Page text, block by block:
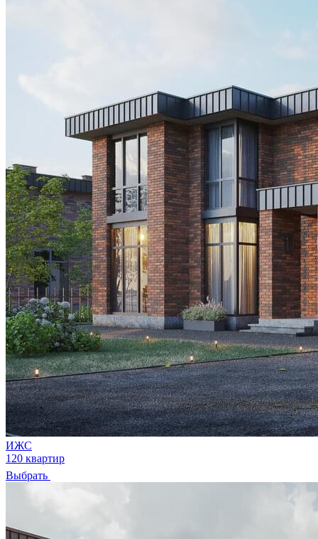
ИЖС
120 квартир
Выбрать